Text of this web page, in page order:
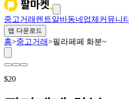
중고거래 렌트알바동네업체 커뮤니티
앱 다운로드
홈>중고거래>필라페페 화분~
$20